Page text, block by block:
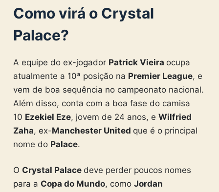
Como virá o Crystal
Palace?
A equipe do ex-jogador Patrick Vieira ocupa
atualmente a 10ª posição na Premier League, e
vem de boa sequência no campeonato nacional.
Além disso, conta com a boa fase do camisa
10 Ezekiel Eze, jovem de 24 anos, e Wilfried
Zaha, ex-Manchester United que é o principal
nome do Palace.
O Crystal Palace deve perder poucos nomes
para a Copa do Mundo, como Jordan